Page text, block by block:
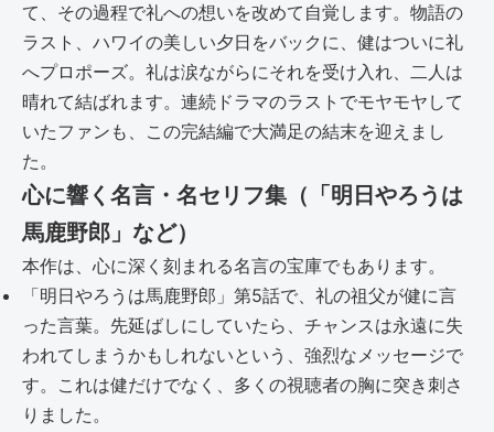
て、その過程で礼への想いを改めて自覚します。物語の
ラスト、ハワイの美しい夕日をバックに、健はついに礼
へプロポーズ。礼は涙ながらにそれを受け入れ、二人は
晴れて結ばれます。連続ドラマのラストでモヤモヤして
いたファンも、この完結編で大満足の結末を迎えまし
た。
心に響く名言・名セリフ集（「明日やろうは
馬鹿野郎」など）
本作は、心に深く刻まれる名言の宝庫でもあります。
「明日やろうは馬鹿野郎」第5話で、礼の祖父が健に言
った言葉。先延ばしにしていたら、チャンスは永遠に失
われてしまうかもしれないという、強烈なメッセージで
す。これは健だけでなく、多くの視聴者の胸に突き刺さ
りました。